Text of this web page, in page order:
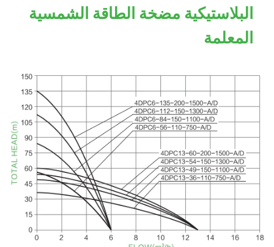
البلاستيكية مضخة الطاقة الشمسية
المعلمة